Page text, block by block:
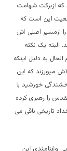
که ازبرکت شهامت
این است که
ازمسیر اصلی اش
البته یک نکته
به دلیل اینکه
میورزند که این
خورشید با
را رهبری کرده
تاریخی باقی می
وغنامندی این